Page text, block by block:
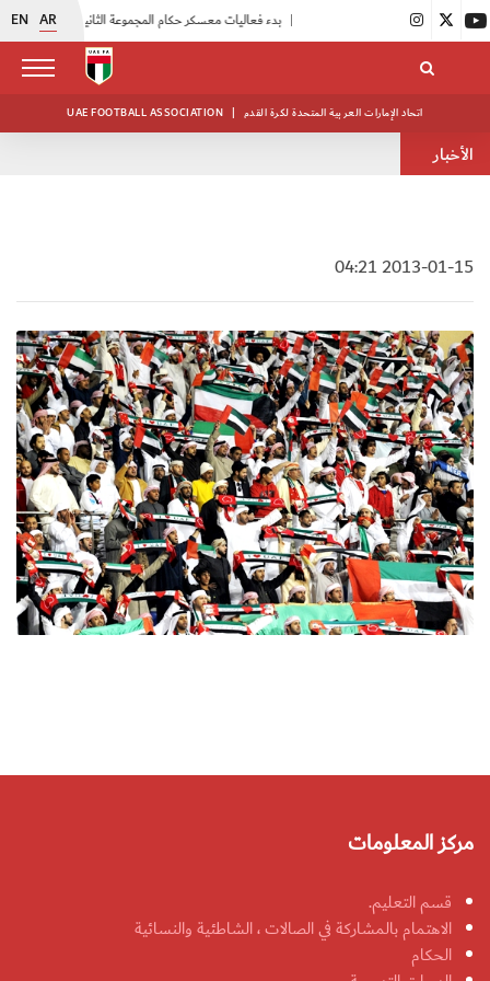
EN AR بدء فعاليات معسكر حكام المجموعة الثانية
UAE FOOTBALL ASSOCIATION | اتحاد الإمارات العربية المتحدة لكرة القدم
الأخبار
2013-01-15 04:21
مركز المعلومات
قسم التعليم.
الاهتمام بالمشاركة في الصالات ، الشاطئية والنسائية
الحكام